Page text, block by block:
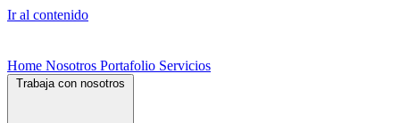
Ir al contenido
Home Nosotros Portafolio Servicios